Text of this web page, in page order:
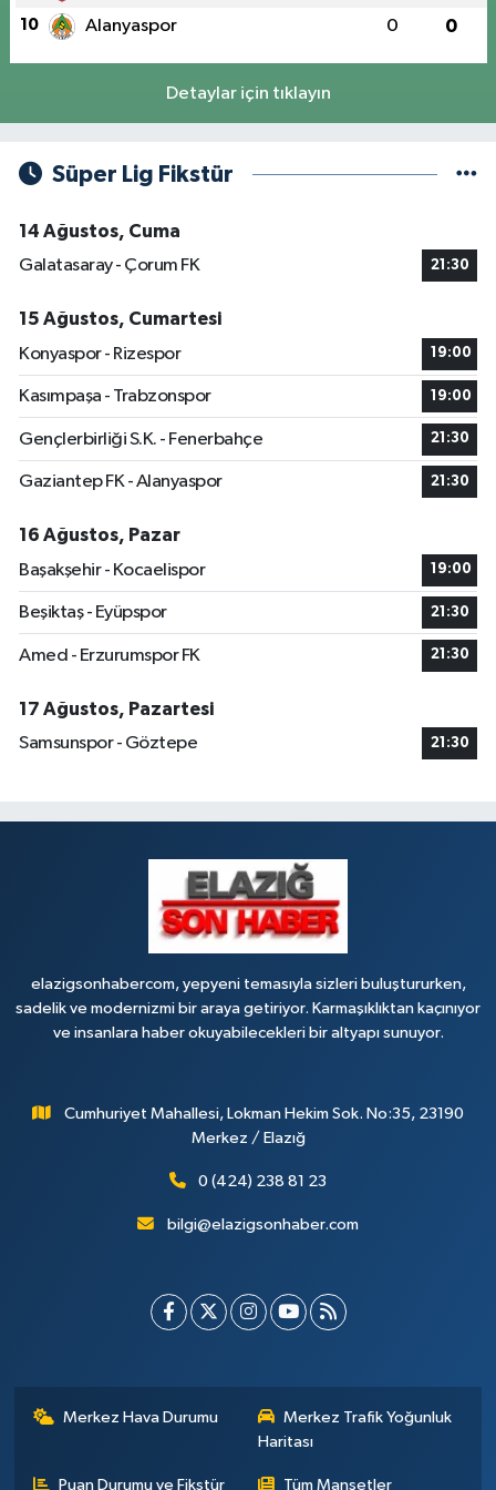
10 Alanyaspor 0 0
Detaylar için tıklayın
Süper Lig Fikstür
14 Ağustos, Cuma
Galatasaray - Çorum FK
21:30
15 Ağustos, Cumartesi
Konyaspor - Rizespor
19:00
Kasımpaşa - Trabzonspor 19:00
Gençlerbirliği S.K. - Fenerbahçe 21:30
Gaziantep FK - Alanyaspor 21:30
16 Ağustos, Pazar
Başakşehir - Kocaelispor
19:00
Beşiktaş - Eyüpspor 21:30
Amed - Erzurumspor FK 21:30
17 Ağustos, Pazartesi
Samsunspor - Göztepe
21:30
elazigsonhabercom, yepyeni temasıyla sizleri buluştururken,
sadelik ve modernizmi bir araya getiriyor. Karmaşıklıktan kaçınıyor
ve insanlara haber okuyabilecekleri bir altyapı sunuyor.
Cumhuriyet Mahallesi, Lokman Hekim Sok. No:35, 23190
Merkez / Elazığ
0 (424) 238 81 23
bilgi@elazigsonhaber.com
Merkez Hava Durumu
Merkez Trafik Yoğunluk
Haritası
Puan Durumu ve Fikstür Tüm Manşetler